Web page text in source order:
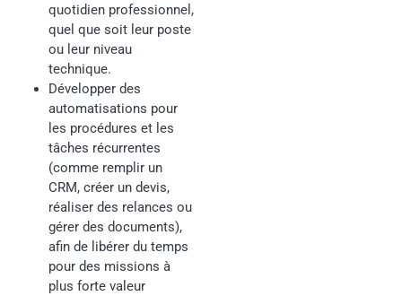
quotidien professionnel,
quel que soit leur poste
ou leur niveau
technique.
Développer des
automatisations pour
les procédures et les
tâches récurrentes
(comme remplir un
CRM, créer un devis,
réaliser des relances ou
gérer des documents),
afin de libérer du temps
pour des missions à
plus forte valeur